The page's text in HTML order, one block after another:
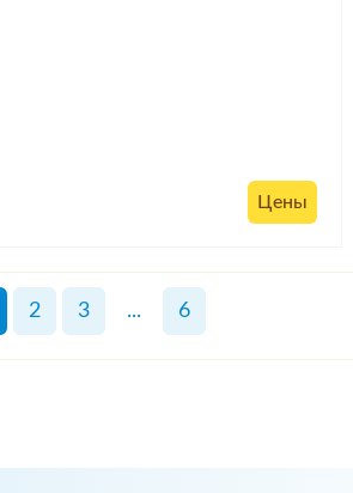
Цены
2 3 ... 6